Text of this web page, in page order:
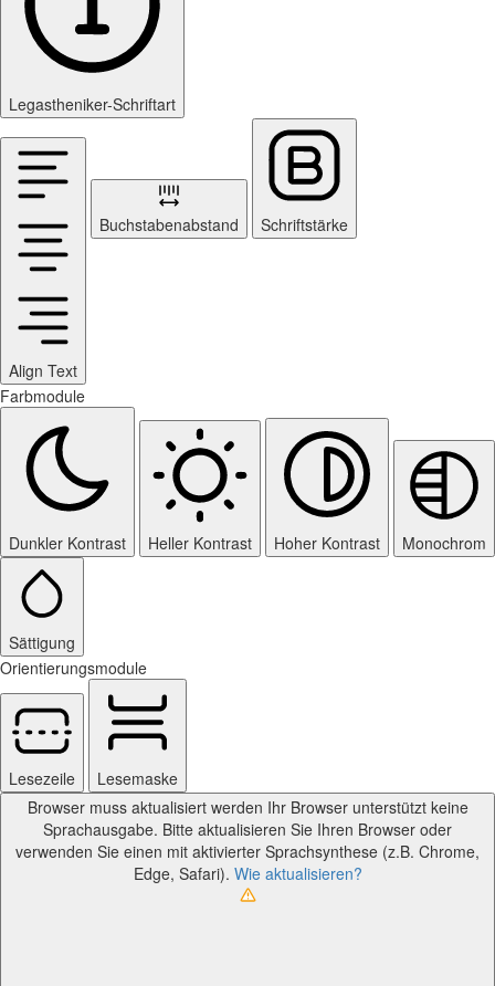
Legastheniker-Schriftart
Align Text
Buchstabenabstand Schriftstärke
Farbmodule
Dunkler Kontrast Heller Kontrast Hoher Kontrast Monochrom
Sättigung
Orientierungsmodule
Lesezeile
Lesemaske
Browser muss aktualisiert werden Ihr Browser unterstützt keine
Sprachausgabe. Bitte aktualisieren Sie Ihren Browser oder
verwenden Sie einen mit aktivierter Sprachsynthese (z.B. Chrome,
Edge, Safari). Wie aktualisieren?